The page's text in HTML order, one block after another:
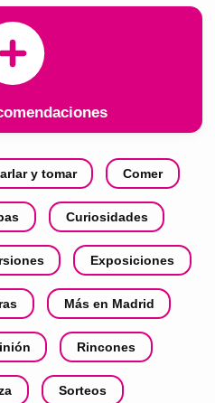
y tomar Comer
Curiosidades
Exposiciones
Más en Madrid
Rincones
Sorteos